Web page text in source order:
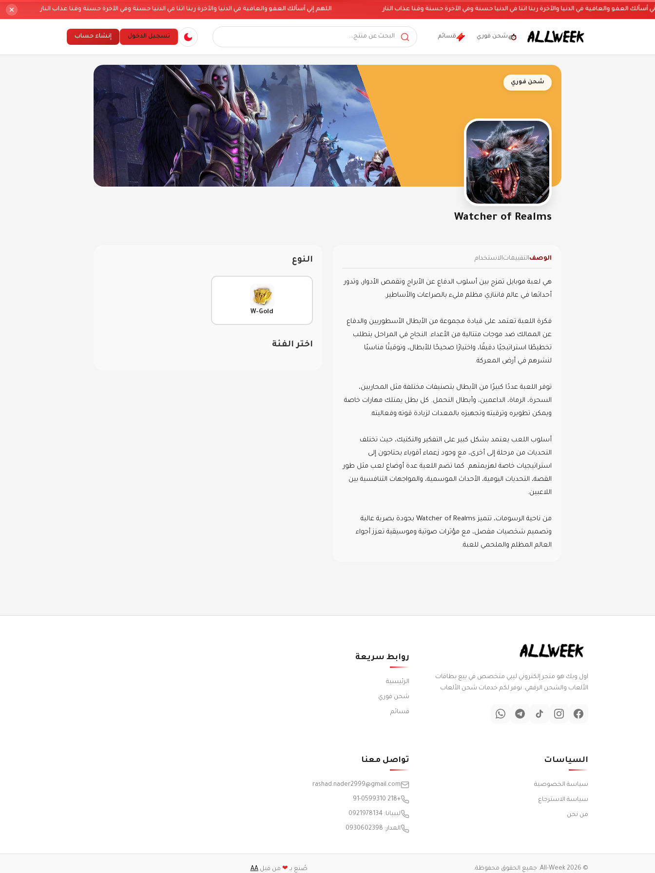
والعافية في الدنيا والآخرة ربنا اتنا في الدنيا حسنة وفي الآخرة حسنة وقنا عذاب النار اللهم إني أسألك العفو والعافية في الدنيا والآخرة ربنا اتنا في الدنيا حسنة وفي الآخرة حسنة وقنا عذاب النار
شحن فوري قسائم تسجيل الدخول إنشاء حساب
شحن فوري
Watcher of Realms
الوصفالتقييماتالاستخدام
هي لعبة موبايل تمزج بين أسلوب الدفاع عن الأبراج وتقمص الأدوار، وتدور
أحداثها في عالم فانتازي مظلم مليء بالصراعات والأساطير.
فكرة اللعبة تعتمد على قيادة مجموعة من الأبطال الأسطوريين والدفاع
عن الممالك ضد موجات متتالية من الأعداء. النجاح في المراحل يتطلب
تخطيطًا استراتيجيًا دقيقًا، واختيارًا صحيحًا للأبطال، وتوقيتًا مناسبًا
لنشرهم في أرض المعركة.
توفر اللعبة عددًا كبيرًا من الأبطال بتصنيفات مختلفة مثل المحاربين،
السحرة، الرماة، الداعمين، وأبطال التحمل. كل بطل يمتلك مهارات خاصة
ويمكن تطويره وترقيته وتجهيزه بالمعدات لزيادة قوته وفعاليته.
أسلوب اللعب يعتمد بشكل كبير على التفكير والتكتيك، حيث تختلف
التحديات من مرحلة إلى أخرى، مع وجود زعماء أقوياء يحتاجون إلى
استراتيجيات خاصة لهزيمتهم. كما تضم اللعبة عدة أوضاع لعب مثل طور
القصة، التحديات اليومية، الأحداث الموسمية، والمواجهات التنافسية بين
اللاعبين.
من ناحية الرسومات، تتميز Watcher of Realms بجودة بصرية عالية
وتصميم شخصيات مفصل، مع مؤثرات صوتية وموسيقية تعزز أجواء
العالم المظلم والملحمي للعبة.
النوع
W-Gold
اختر الفئة
اول ويك هو متجر إلكتروني ليبي متخصص في بيع بطاقات
الألعاب والشحن الرقمي. نوفر لكم خدمات شحن الألعاب
روابط سريعة
الرئيسية
شحن فوري
قسائم
السياسات
سياسة الخصوصية
سياسة الاسترجاع
من نحن
تواصل معنا
rashad.nader2999@gmail.com
+218 91-0599310
ليبيانا: 0921978134
المدار: 0930602398
© 2026 All-Week. جميع الحقوق محفوظة. صُنع بـ ❤ من قبلAA